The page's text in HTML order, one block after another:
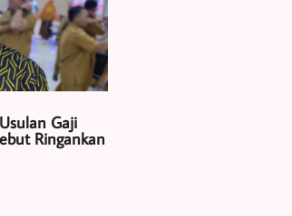
Gaji
Ringankan